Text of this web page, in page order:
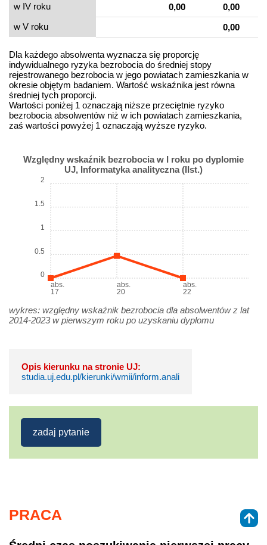
w IV roku
0,00
0,00
w V roku
0,00
Dla każdego absolwenta wyznacza się proporcję
indywidualnego ryzyka bezrobocia do średniej stopy
rejestrowanego bezrobocia w jego powiatach zamieszkania w
okresie objętym badaniem. Wartość wskaźnika jest równa
średniej tych proporcji.
Wartości poniżej 1 oznaczają niższe przeciętnie ryzyko
bezrobocia absolwentów niż w ich powiatach zamieszkania,
zaś wartości powyżej 1 oznaczają wyższe ryzyko.
Względny wskaźnik bezrobocia w I roku po dyplomie
UJ, Informatyka analityczna (IIst.)
abs.
17
abs.
20
abs.
22
0
0.5
1
1.5
2
wykres: względny wskaźnik bezrobocia dla absolwentów z lat
2014-2023 w pierwszym roku po uzyskaniu dyplomu
Opis kierunku na stronie UJ:
studia.uj.edu.pl/kierunki/wmii/inform.anali
zadaj pytanie
PRACA